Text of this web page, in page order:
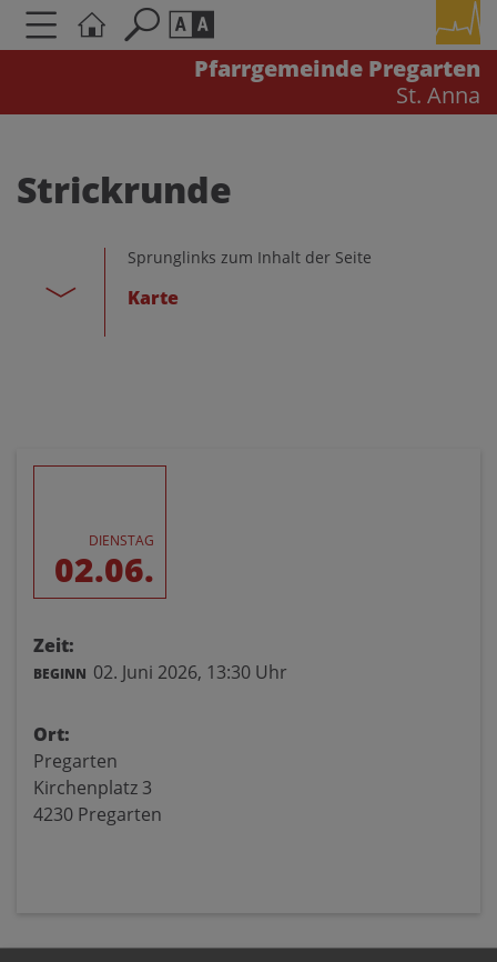
Pfarrgemeinde Pregarten
St. Anna
Schriftgröße
AA
Kontrasteinstellungen
Strickrunde
Sprunglinks zum Inhalt der Seite
Karte
DIENSTAG
02.06.
Zeit:
BEGINN 02. Juni 2026, 13:30 Uhr
Ort:
Pregarten
Kirchenplatz 3
4230 Pregarten